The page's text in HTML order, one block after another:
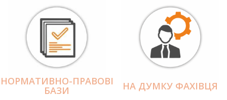
НОРМАТИВНО-ПРАВОВІ
БАЗИ НА ДУМКУ ФАХІВЦЯ